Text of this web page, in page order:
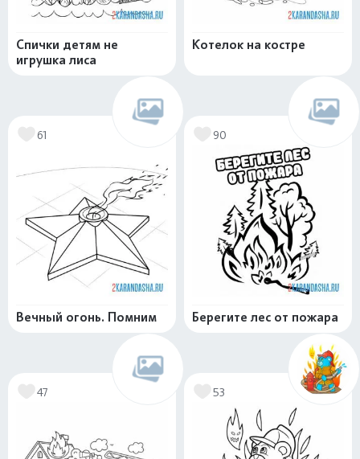
Спички детям не
игрушка лиса
Котелок на костре
61
Вечный огонь. Помним
90
Берегите лес от пожара
47 53